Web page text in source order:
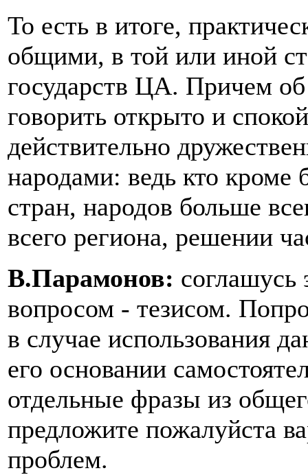
То есть в итоге,
общими, в той или иной
государств ЦА. Причем
говорить открыто и
действительно
народами: ведь кто кроме
стран, народов больше
всего региона, решении
В.Парамонов:
вопросом - тезисом.
в случае использования
его основании
отдельные фразы из
предложите пожалуйста
проблем.